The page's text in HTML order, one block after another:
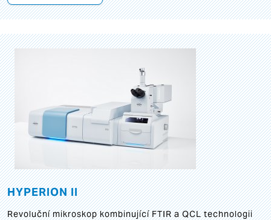
HYPERION II
Revoluční mikroskop kombinující FTIR a QCL technologii